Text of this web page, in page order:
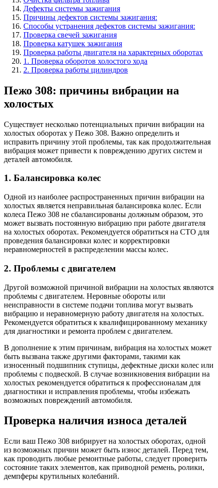
Дефекты системы зажигания
Причины дефектов системы зажигания:
Способы устранения дефектов системы зажигания:
Проверка свечей зажигания
Проверка катушек зажигания
Проверка работы двигателя на характерных оборотах
1. Проверка оборотов холостого хода
2. Проверка работы цилиндров
Пежо 308: причины вибрации на
холостых
Существует несколько потенциальных причин вибрации на
холостых оборотах у Пежо 308. Важно определить и
исправить причину этой проблемы, так как продолжительная
вибрация может привести к повреждению других систем и
деталей автомобиля.
1. Балансировка колес
Одной из наиболее распространенных причин вибрации на
холостых является неправильная балансировка колес. Если
колеса Пежо 308 не сбалансированы должным образом, это
может вызвать постоянную вибрацию при работе двигателя
на холостых оборотах. Рекомендуется обратиться на СТО для
проведения балансировки колес и корректировки
неравномерностей в распределении массы колес.
2. Проблемы с двигателем
Другой возможной причиной вибрации на холостых являются
проблемы с двигателем. Неровные обороты или
неисправности в системе подачи топлива могут вызвать
вибрацию и неравномерную работу двигателя на холостых.
Рекомендуется обратиться к квалифицированному механику
для диагностики и ремонта проблем с двигателем.
В дополнение к этим причинам, вибрация на холостых может
быть вызвана также другими факторами, такими как
износенный подшипник ступицы, дефектные диски колес или
проблемы с подвеской. В случае возникновения вибрации на
холостых рекомендуется обратиться к профессионалам для
диагностики и исправления проблемы, чтобы избежать
возможных повреждений автомобиля.
Проверка наличия износа деталей
Если ваш Пежо 308 вибрирует на холостых оборотах, одной
из возможных причин может быть износ деталей. Перед тем,
как проводить любые ремонтные работы, следует проверить
состояние таких элементов, как приводной ремень, ролики,
демпферы крутильных колебаний.